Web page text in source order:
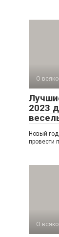
О
2023
Новый
провести
О